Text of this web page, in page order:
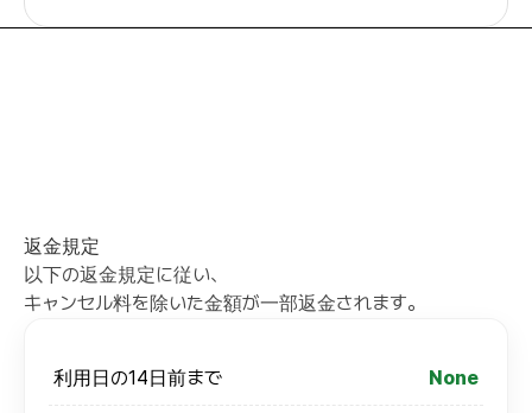
返金規定
以下の返金規定に従い、
キャンセル料を除いた金額が一部返金されます。
利用日の14日前まで None